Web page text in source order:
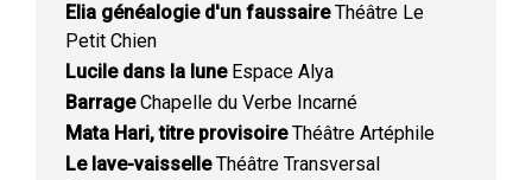
Elia généalogie d'un faussaireThéâtre Le
Petit Chien
Lucile dans la luneEspace Alya
BarrageChapelle du Verbe Incarné
Mata Hari, titre provisoireThéâtre Artéphile
Le lave-vaisselleThéâtre Transversal